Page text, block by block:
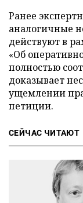
Ранее
аналогичные
действуют в
«Об
полностью
доказывает
ущемлении
петиции.
СЕЙЧАС ЧИТАЮТ